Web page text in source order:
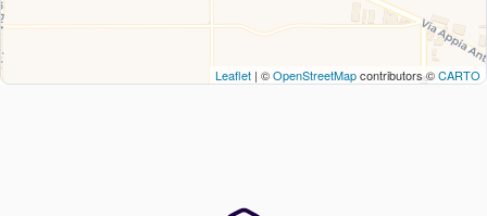
Leaflet | ©OpenStreetMapcontributors ©CARTO